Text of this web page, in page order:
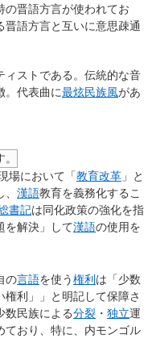
の晋語方言が使われてお
晋語方言と互いに意思疎通
ィストである。伝統的な音
。代表曲に最炫民族風があ
場において「教育改革 」と
漢語教育を義務化するこ
書記は同化政策の強化を指
を解決」して漢語の使用を
の言語を使う権利 は「少数
権利」」と明記して保障さ
数民族による分裂 ・ 独立運
ており、特に、内モンゴル